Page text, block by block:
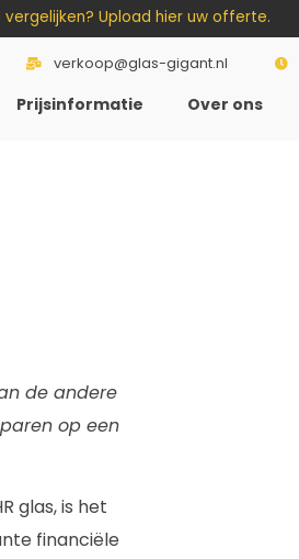
Upload hier uw offerte.
verkoop@glas-gigant.nl
Prijsinformatie Over ons
de andere
op een
glas, is het
financiële